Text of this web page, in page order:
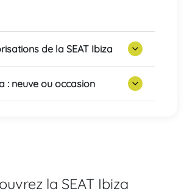
de la SEAT Ibiza
: neuve ou occasion
la SEAT Ibiza